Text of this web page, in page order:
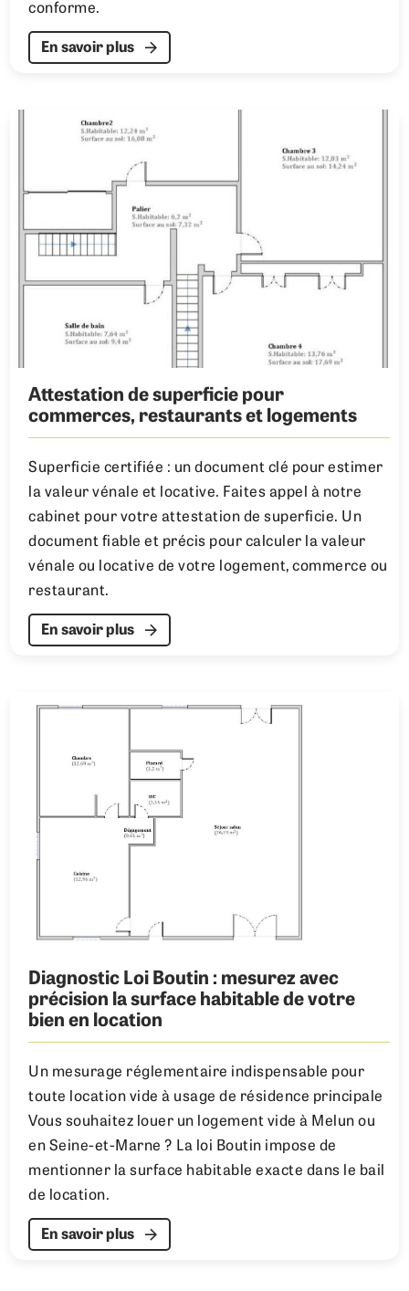
conforme.
En savoir plus
Attestation de superficie pour
commerces, restaurants et logements
Superficie certifiée : un document clé pour estimer
la valeur vénale et locative. Faites appel à notre
cabinet pour votre attestation de superficie. Un
document fiable et précis pour calculer la valeur
vénale ou locative de votre logement, commerce ou
restaurant.
En savoir plus
Diagnostic Loi Boutin : mesurez avec
précision la surface habitable de votre
bien en location
Un mesurage réglementaire indispensable pour
toute location vide à usage de résidence principale
Vous souhaitez louer un logement vide à Melun ou
en Seine-et-Marne ? La loi Boutin impose de
mentionner la surface habitable exacte dans le bail
de location.
En savoir plus